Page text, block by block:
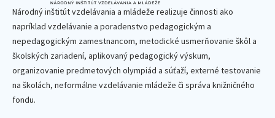
Národný inštitút vzdelávania a mládeže realizuje činnosti ako
napríklad vzdelávanie a poradenstvo pedagogickým a
nepedagogickým zamestnancom, metodické usmerňovanie škôl a
školských zariadení, aplikovaný pedagogický výskum,
organizovanie predmetových olympiád a súťaží, externé testovanie
na školách, neformálne vzdelávanie mládeže či správa knižničného
fondu.